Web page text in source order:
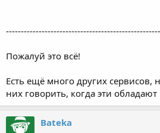
Пожалуй это всё!
Есть ещё много других сервисов,
них говорить, когда эти
Bateka